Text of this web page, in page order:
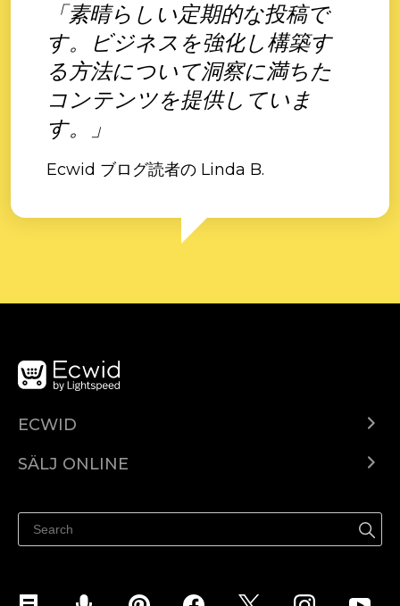
「素晴らしい定期的な投稿で
す。ビジネスを強化し構築す
る方法について洞察に満ちた
コンテンツを提供していま
す。」
Ecwid ブログ読者の Linda B.
ECWID
Pris
SÄLJ ONLINE
Sälj på Facebook
Sälj på Instagram